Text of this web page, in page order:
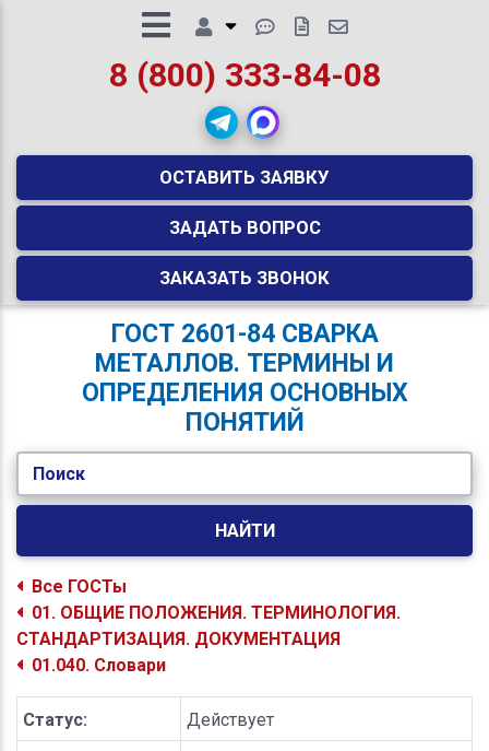
8 (800) 333-84-08
ОСТАВИТЬ ЗАЯВКУ
ЗАДАТЬ ВОПРОС
ЗАКАЗАТЬ ЗВОНОК
ГОСТ 2601-84 СВАРКА
МЕТАЛЛОВ. ТЕРМИНЫ И
ОПРЕДЕЛЕНИЯ ОСНОВНЫХ
ПОНЯТИЙ
Поиск
НАЙТИ
Все ГОСТы
01. ОБЩИЕ ПОЛОЖЕНИЯ. ТЕРМИНОЛОГИЯ.
СТАНДАРТИЗАЦИЯ. ДОКУМЕНТАЦИЯ
01.040. Словари
Статус: Действует